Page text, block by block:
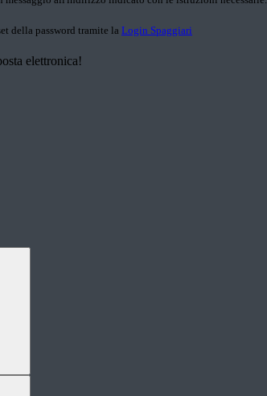
della password tramite la Login Spaggiari
elettronica!